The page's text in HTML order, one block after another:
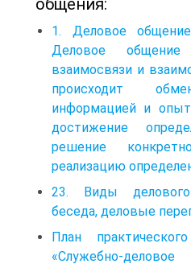
1. Деловое
Деловое
взаимосвязи и
происходит
информацией и
достижение
решение
реализацию
23. Виды
беседа, деловые
План
«Служебно-